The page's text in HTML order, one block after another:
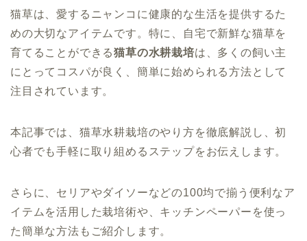
猫草は、愛するニャンコに健康的な生活を提供するた
めの大切なアイテムです。特に、自宅で新鮮な猫草を
育てることができる猫草の水耕栽培は、多くの飼い主
にとってコスパが良く、簡単に始められる方法として
注目されています。
本記事では、猫草水耕栽培のやり方を徹底解説し、初
心者でも手軽に取り組めるステップをお伝えします。
さらに、セリアやダイソーなどの100均で揃う便利なア
イテムを活用した栽培術や、キッチンペーパーを使っ
た簡単な方法もご紹介します。